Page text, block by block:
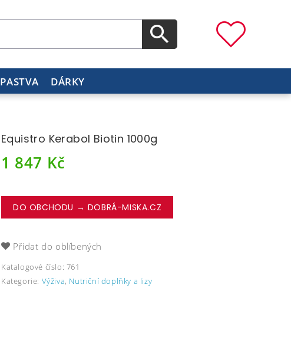
PASTVA DÁRKY
Equistro Kerabol Biotin 1000g
1 847 Kč
DO OBCHODU → DOBRÁ-MISKA.CZ
Přidat do oblíbených
Katalogové číslo: 761
Kategorie: Výživa, Nutriční doplňky a lizy